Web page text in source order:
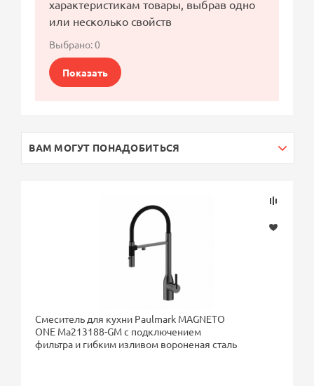
характеристикам товары, выбрав одно
или несколько свойств
Выбрано:0
Показать
ВАМ МОГУТ ПОНАДОБИТЬСЯ
Смеситель для кухни Paulmark MAGNETO
ONE Ma213188-GM с подключением
фильтра и гибким изливом вороненая сталь